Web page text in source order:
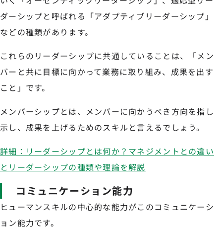
ダーシップと呼ばれる「アダプティブリーダーシップ」
などの種類があります。
これらのリーダーシップに共通していることは、「メン
バーと共に目標に向かって業務に取り組み、成果を出す
こと」です。
メンバーシップとは、メンバーに向かうべき方向を指し
示し、成果を上げるためのスキルと言えるでしょう。
詳細：リーダーシップとは何か？マネジメントとの違い
とリーダーシップの種類や理論を解説
コミュニケーション能力
ヒューマンスキルの中心的な能力がこのコミュニケーシ
ョン能力です。